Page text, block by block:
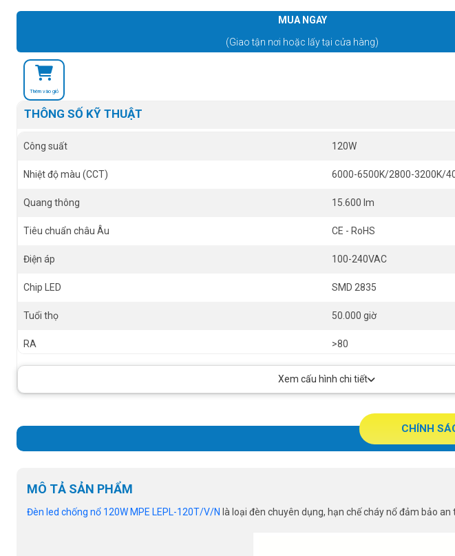
MUA NGAY
(Giao tận nơi hoặc lấy tại cửa hàng)
Thêm vào giỏ
THÔNG SỐ KỸ THUẬT
Công suất 120W
Nhiệt độ màu (CCT) 6000-6500K/2800-3200K/
Quang thông 15.600 lm
Tiêu chuẩn châu Âu CE - RoHS
Điện áp 100-240VAC
Chip LED SMD 2835
Tuổi thọ 50.000 giờ
RA >80
Xem cấu hình chi tiết
CHÍNH
MÔ TẢ SẢN PHẨM
Đèn led chống nổ 120W MPE LEPL-120T/V/N là loại đèn chuyên dụng, hạn chế cháy nổ đảm bảo